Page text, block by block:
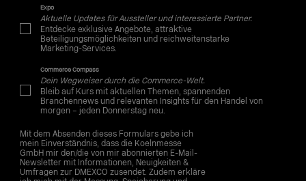
Expo
Aktuelle Updates für Aussteller und interessierte Partner.
Entdecke exklusive Angebote, attraktive
Beteiligungsmöglichkeiten und reichweitenstarke
Marketing-Services.
Commerce Compass
Dein Wegweiser durch die Commerce-Welt.
Bleib auf Kurs mit aktuellen Themen, spannenden
Branchennews und relevanten Insights für den Handel von
morgen – jeden Donnerstag neu.
Mit dem Absenden dieses Formulars gebe ich
mein Einverständnis, dass die Koelnmesse
GmbH mir den/die von mir abonnierten E-Mail-
Newsletter mit Informationen, Neuigkeiten &
Umfragen zur DMEXCO zusendet. Zudem erkläre